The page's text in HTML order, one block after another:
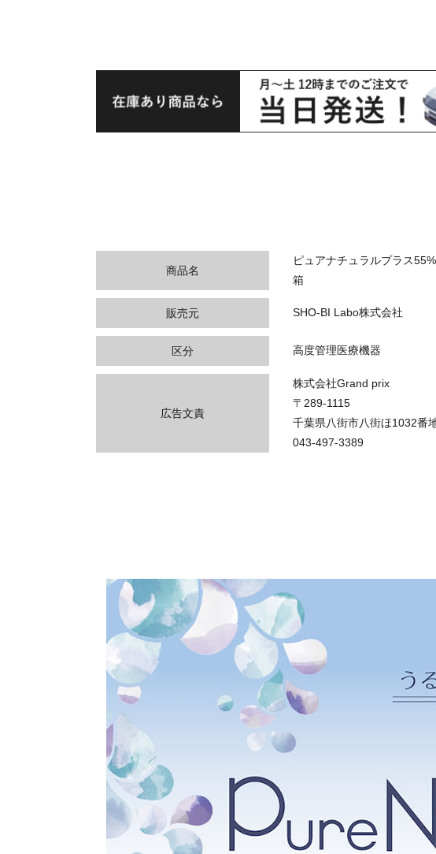
商品名
ピュアナチュラルプラス
箱
販売元 SHO-BI Labo株式会社
区分 高度管理医療機器
広告文責
株式会社Grand prix
〒289-1115
千葉県八街市八街ほ1032番
043-497-3389